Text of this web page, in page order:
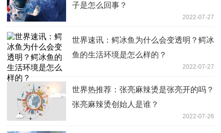
子是怎么回事？
2022-07-27
世界速讯：鳄冰鱼为什么会变透明？鳄冰
鱼的生活环境是怎么样的？
2022-07-27
世界热推荐：张亮麻辣烫是张亮开的吗？
张亮麻辣烫创始人是谁？
2022-07-26